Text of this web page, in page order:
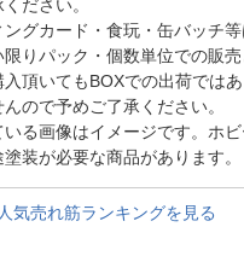
ださい。
グカード・食玩・缶バッチ
りパック・個数単位での販
入頂いてもBOXでの出荷では
ので予めご了承ください。
る画像はイメージです。ホ
装が必要な商品があります。
気売れ筋ランキングを見る